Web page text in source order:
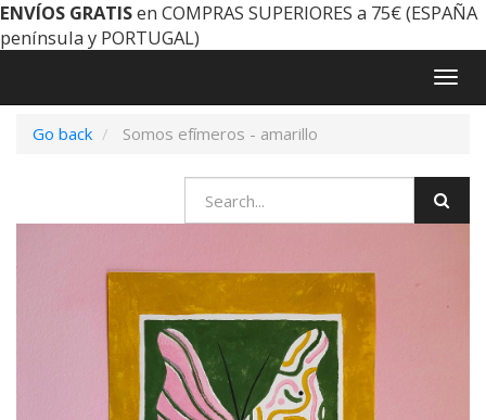
ENVÍOS GRATISen COMPRAS SUPERIORES a 75€ (ESPAÑA
península y PORTUGAL)
Go back
Somos efímeros - amarillo